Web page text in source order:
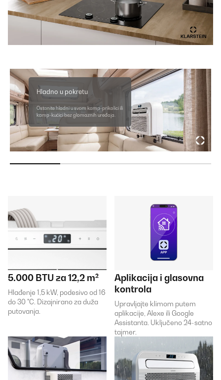
Hladno u pokretu
Ostanite hladni u svom kamp-prikolici ili
kamp-kućici bez glomaznih uređaja.
5.000 BTU za 12,2 m²
Hlađenje 1,5 kW, podesivo od 16
do 30 °C. Dizajnirano za duža
putovanja.
Aplikacija i glasovna
kontrola
Upravljajte klimom putem
aplikacije, Alexe ili Google
Assistanta. Uključeno 24-satno
tajmer.